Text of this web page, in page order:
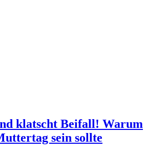
klatscht Beifall! Warum
sein sollte